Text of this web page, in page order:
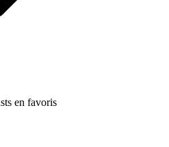
en favoris